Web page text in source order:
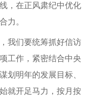
，在正风肃纪中优化
力。
我们要统筹抓好信访
工作，紧密结合中央
划明年的发展目标、
就开足马力，按月按